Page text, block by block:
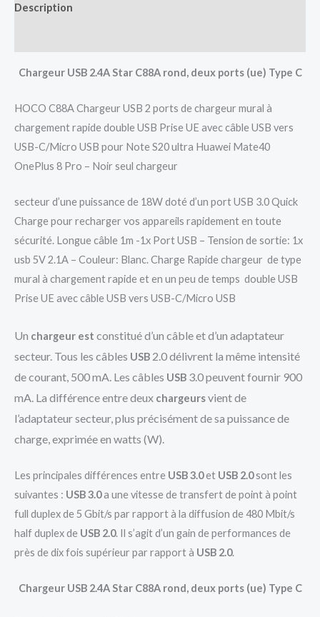
Description
Chargeur USB 2.4A Star C88A rond, deux ports (ue) Type C
HOCO C88A Chargeur USB 2 ports de chargeur mural à
chargement rapide double USB Prise UE avec câble USB vers
USB-C/Micro USB pour Note S20 ultra Huawei Mate40
OnePlus 8 Pro – Noir seul chargeur
secteur d’une puissance de 18W doté d’un port USB 3.0 Quick
Charge pour recharger vos appareils rapidement en toute
sécurité. Longue câble 1m -1x Port USB – Tension de sortie: 1x
usb 5V 2.1A – Couleur: Blanc. Charge Rapide chargeur de type
mural à chargement rapide et en un peu de temps double USB
Prise UE avec câble USB vers USB-C/Micro USB
Un chargeur est constitué d’un câble et d’un adaptateur
secteur. Tous les câbles USB 2.0 délivrent la même intensité
de courant, 500 mA. Les câbles USB 3.0 peuvent fournir 900
mA. La différence entre deux chargeursvient de
l’adaptateur secteur, plus précisément de sa puissance de
charge, exprimée en watts (W).
Les principales différences entre USB 3.0et USB 2.0sont les
suivantes : USB 3.0a une vitesse de transfert de point à point
full duplex de 5 Gbit/s par rapport à la diffusion de 480 Mbit/s
half duplex de USB 2.0. Il s’agit d’un gain de performances de
près de dix fois supérieur par rapport à USB 2.0.
Chargeur USB 2.4A Star C88A rond, deux ports (ue) Type C